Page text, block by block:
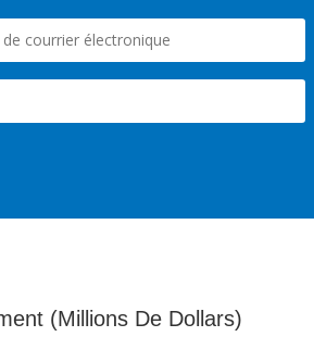
(Millions De Dollars)